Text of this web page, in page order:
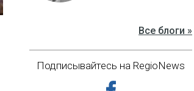
Все блоги »
Подписывайтесь на RegioNews